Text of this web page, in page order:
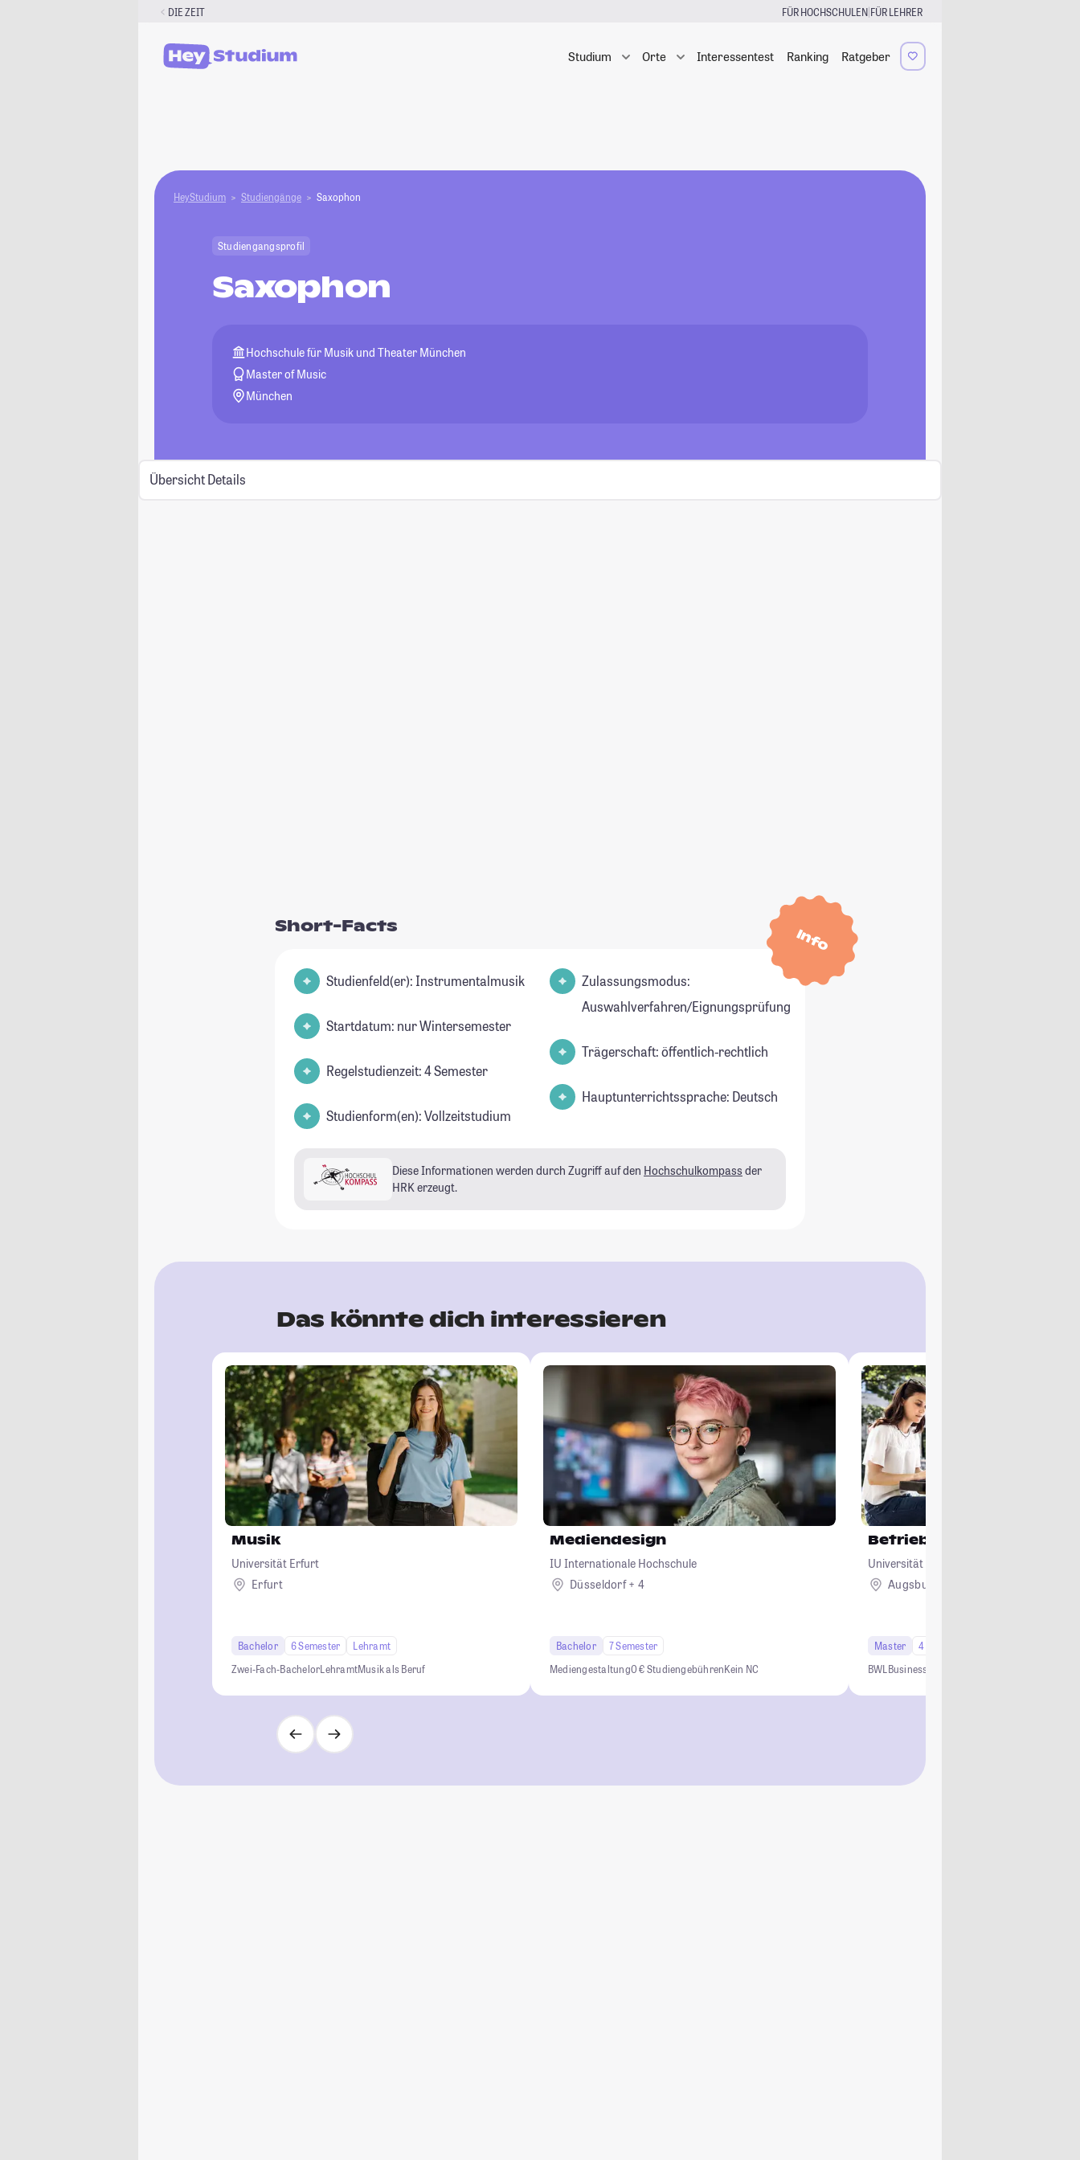
DIE ZEIT FÜR HOCHSCHULEN|FÜR LEHRER
Studium Orte Interessentest Ranking Ratgeber
HeyStudium Studiengänge Saxophon
Studiengangsprofil
Saxophon
Hochschule für Musik und Theater München
Master of Music
München
Übersicht Details
Info
Short-Facts
Studienfeld(er): Instrumentalmusik
Startdatum: nur Wintersemester
Regelstudienzeit: 4 Semester
Studienform(en): Vollzeitstudium
Zulassungsmodus:
Auswahlverfahren/Eignungsprüfung
Trägerschaft: öffentlich-rechtlich
Hauptunterrichtssprache: Deutsch
Diese Informationen werden durch Zugriff auf den Hochschulkompass der
HRK erzeugt.
Das könnte dich interessieren
Musik
Universität Erfurt
Erfurt
Bachelor 6 Semester
Lehramt
Zwei-Fach-BachelorLehramtMusik als Beruf
Mediendesign
IU Internationale Hochschule
Düsseldorf + 4
Bachelor
7 Semester
Mediengestaltung0 € StudiengebührenKein NC
Betriebswirtschaftslehre
Universität Augsburg
Augsburg
Master 4 Semester
BWL Business